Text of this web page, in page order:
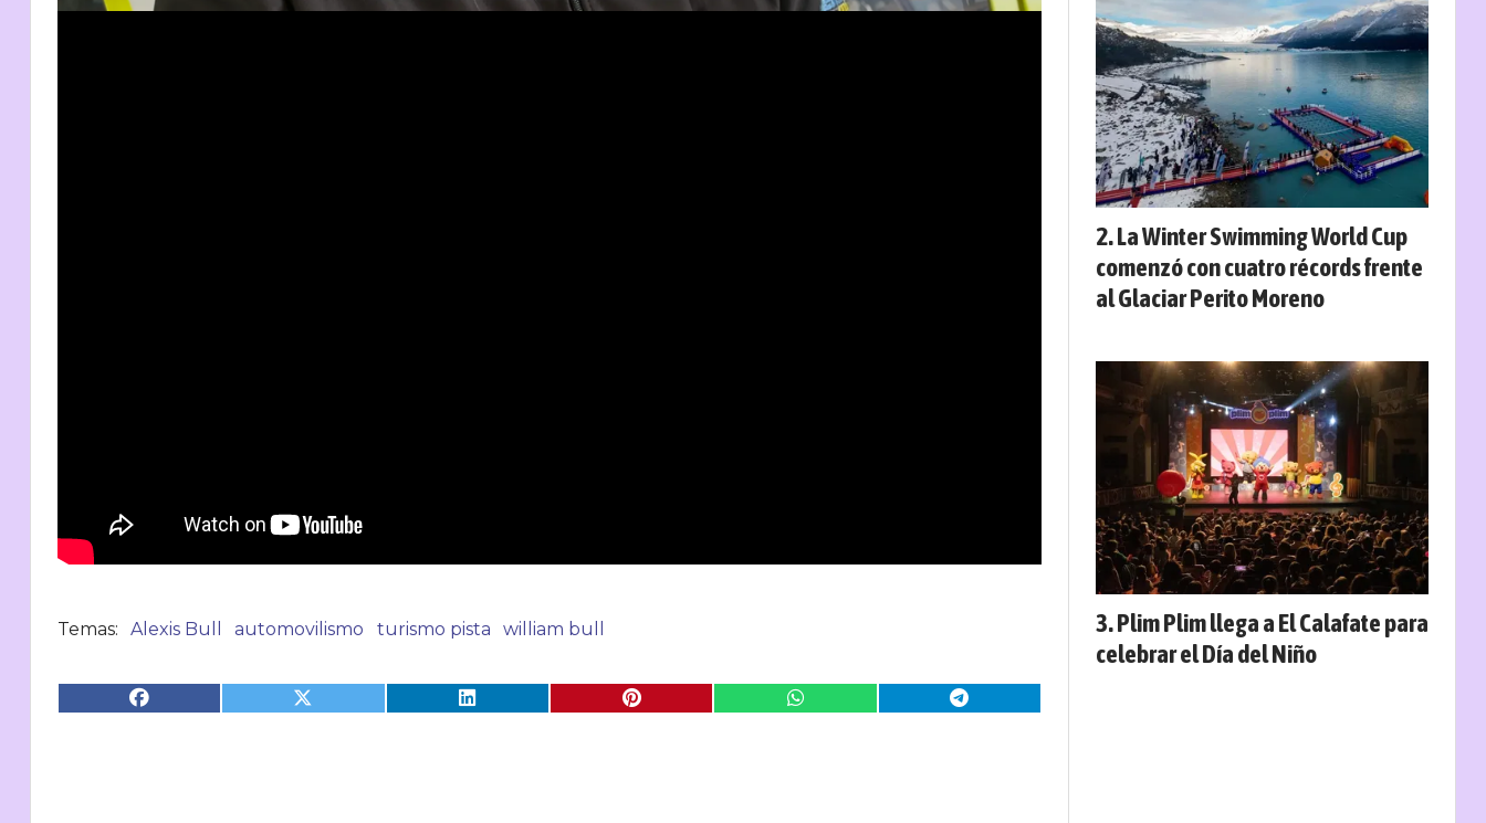
Alexis Bull automovilismo turismo pista william bull
La Winter Swimming World Cup
comenzó con cuatro récords frente
al Glaciar Perito Moreno
Plim Plim llega a El Calafate para
celebrar el Día del Niño